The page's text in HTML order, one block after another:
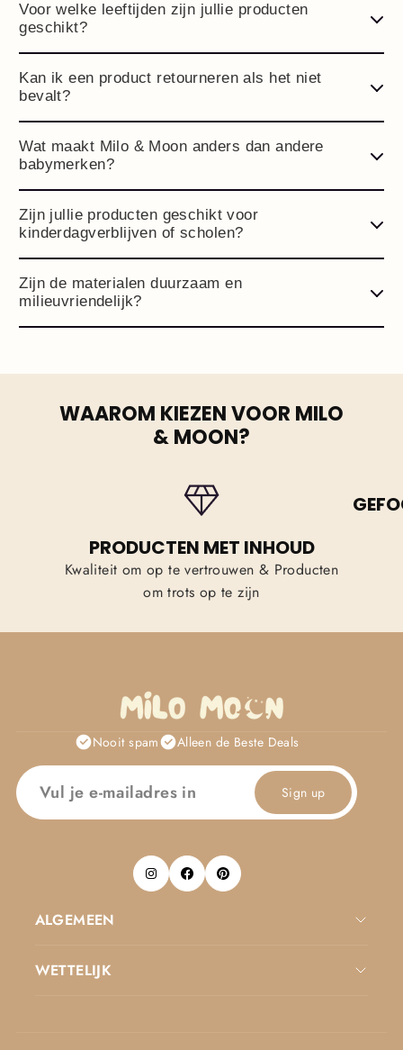
Voor welke leeftijden zijn jullie producten
geschikt?
Kan ik een product retourneren als het niet
bevalt?
Wat maakt Milo & Moon anders dan andere
babymerken?
Zijn jullie producten geschikt voor
kinderdagverblijven of scholen?
Zijn de materialen duurzaam en
milieuvriendelijk?
WAAROM KIEZEN VOOR MILO
& MOON?
PRODUCTEN MET INHOUD
Kwaliteit om op te vertrouwen & Producten
om trots op te zijn
Nooit spam Alleen de Beste Deals
Sign up
ALGEMEEN
WETTELIJK